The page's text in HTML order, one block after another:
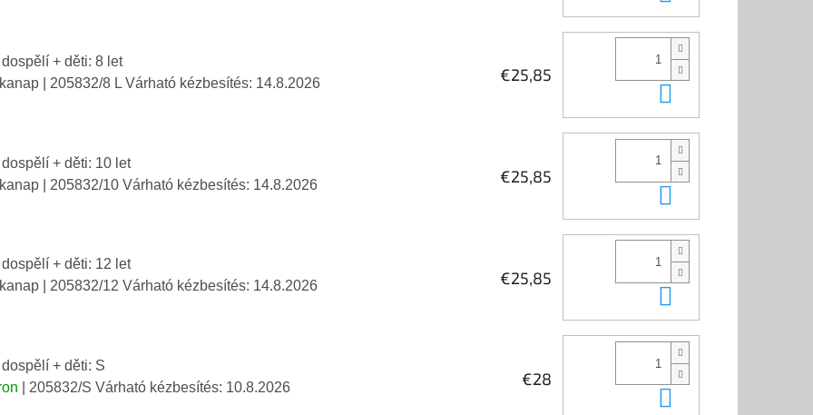
+ děti: 8 let
| 205832/8 L Várható kézbesítés: 14.8.2026 €25,85
+ děti: 10 let
| 205832/10 Várható kézbesítés: 14.8.2026 €25,85
+ děti: 12 let
| 205832/12 Várható kézbesítés: 14.8.2026 €25,85
+ děti: S
| 205832/S Várható kézbesítés: 10.8.2026 €28